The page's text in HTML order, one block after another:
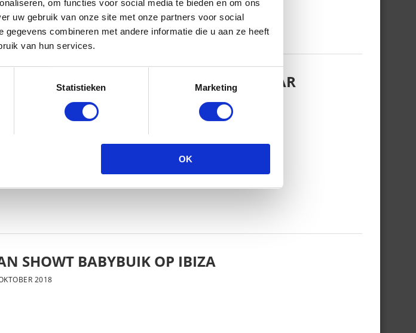
om functies voor social media te bieden en om ons
uw gebruik van onze site met onze partners voor social
combineren met andere informatie die u aan ze heeft
van hun services.
Statistieken Marketing
OK
PRACHTIGE GEZINSFOTO MET HAAR
SHOWT BABYBUIK OP IBIZA
2018